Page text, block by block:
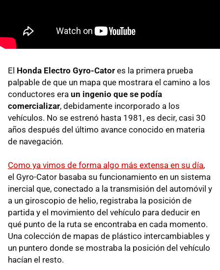
El Honda Electro Gyro-Cator es la primera prueba
palpable de que un mapa que mostrara el camino a los
conductores era un ingenio que se podía
comercializar, debidamente incorporado a los
vehículos. No se estrenó hasta 1981, es decir, casi 30
años después del último avance conocido en materia
de navegación.
Como ya vimos de forma algo más extensa en su día,
el Gyro-Cator basaba su funcionamiento en un sistema
inercial que, conectado a la transmisión del automóvil y
a un giroscopio de helio, registraba la posición de
partida y el movimiento del vehículo para deducir en
qué punto de la ruta se encontraba en cada momento.
Una colección de mapas de plástico intercambiables y
un puntero donde se mostraba la posición del vehículo
hacían el resto.